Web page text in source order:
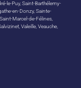
le-Puy, Saint-Barthélemy-
en-Donzy, Sainte-
Marcel-de-Félines,
Valeille, Veauche,